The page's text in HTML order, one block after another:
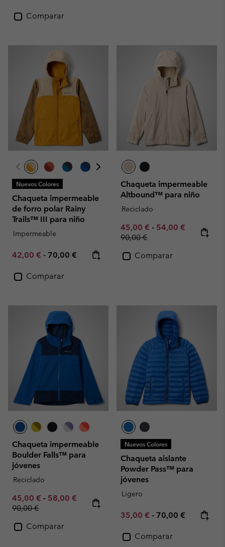
Comparar
Nuevos Colores
Chaqueta impermeable
de forro polar Rainy
Trails™ III para niño
Impermeable
Minimum sale price:
42,00 € - Maximum price:
70,00 €
Comparar
Chaqueta impermeable
Altbound™ para niño
Reciclado
Minimum sale price:
45,00 € - Maximum sale
54,00 € Regular
90,00 €
Comparar
Chaqueta impermeable
Boulder Falls™ para
jóvenes
Reciclado
Minimum sale price:
45,00 € - Maximum sale price:
58,00 € Regular price:
90,00 €
Comparar
Nuevos Colores
Chaqueta aislante
Powder Pass™ para
jóvenes
Ligero
Minimum sale price:
35,00 € - Maximum price:
70,00 €
Comparar